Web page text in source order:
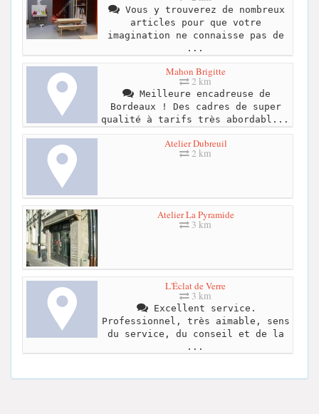
Vous y trouverez de nombreux
articles pour que votre
imagination ne connaisse pas de
...
Mahon Brigitte
2 km
Meilleure encadreuse de
Bordeaux ! Des cadres de super
qualité à tarifs très abordabl...
Atelier Dubreuil
2 km
Atelier La Pyramide
3 km
L'Éclat de Verre
3 km
Excellent service.
Professionnel, très aimable, sens
du service, du conseil et de la
...